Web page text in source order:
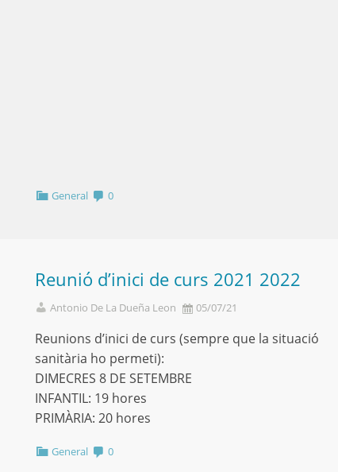
General 0
Reunió d’inici de curs 2021 2022
Antonio De La Dueña Leon 05/07/21
Reunions d’inici de curs (sempre que la situació
sanitària ho permeti):
DIMECRES 8 DE SETEMBRE
INFANTIL: 19 hores
PRIMÀRIA: 20 hores
General 0